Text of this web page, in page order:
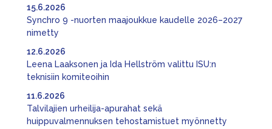
Synchro 9 -nuorten maajoukkue kaudelle 2026–2027
nimetty
15.6.2026
Leena Laaksonen ja Ida Hellström valittu ISU:n
teknisiin komiteoihin
12.6.2026
Talvilajien urheilija-apurahat sekä
huippuvalmennuksen tehostamistuet myönnetty
11.6.2026